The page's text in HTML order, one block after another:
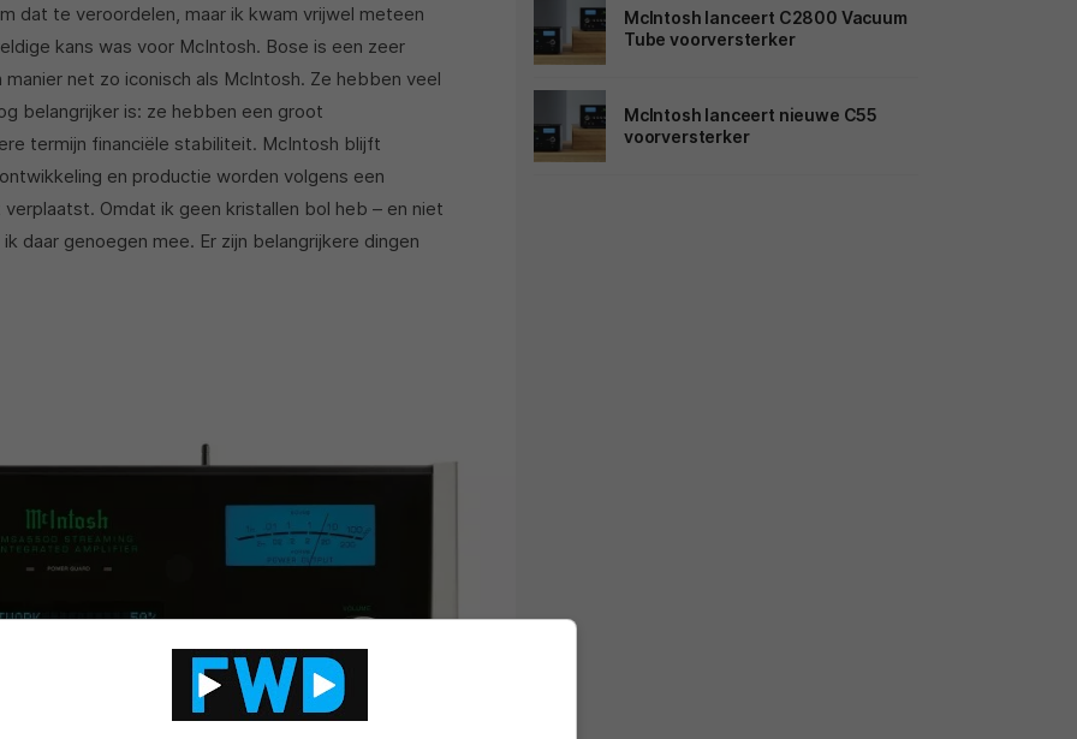
dat te veroordelen, maar ik kwam vrijwel meteen
kans was voor McIntosh. Bose is een zeer
net zo iconisch als McIntosh. Ze hebben veel
belangrijker is: ze hebben een groot
termijn financiële stabiliteit. McIntosh blijft
en productie worden volgens een
Omdat ik geen kristallen bol heb – en niet
daar genoegen mee. Er zijn belangrijkere dingen
McIntosh lanceert C2800 Vacuum
Tube voorversterker
McIntosh lanceert nieuwe C55
voorversterker